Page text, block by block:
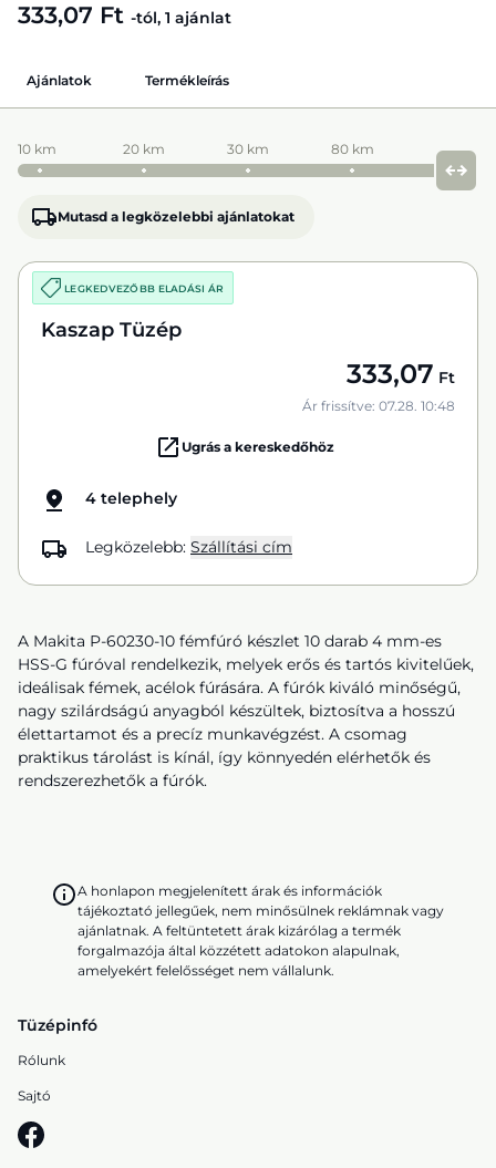
333,07 Ft -tól, 1 ajánlat
Ajánlatok Termékleírás
10 km 20 km 30 km 80 km
Mutasd a legközelebbi ajánlatokat
LEGKEDVEZŐBB ELADÁSI ÁR
Kaszap Tüzép
333,07 Ft
Ár frissítve: 07.28. 10:48
Ugrás a kereskedőhöz
4 telephely
Legközelebb: Szállítási cím
A Makita P-60230-10 fémfúró készlet 10 darab 4 mm-es
HSS-G fúróval rendelkezik, melyek erős és tartós kivitelűek,
ideálisak fémek, acélok fúrására. A fúrók kiváló minőségű,
nagy szilárdságú anyagból készültek, biztosítva a hosszú
élettartamot és a precíz munkavégzést. A csomag
praktikus tárolást is kínál, így könnyedén elérhetők és
rendszerezhetők a fúrók.
A honlapon megjelenített árak és információk
tájékoztató jellegűek, nem minősülnek reklámnak vagy
ajánlatnak. A feltüntetett árak kizárólag a termék
forgalmazója által közzétett adatokon alapulnak,
amelyekért felelősséget nem vállalunk.
Tüzépinfó
Rólunk
Sajtó